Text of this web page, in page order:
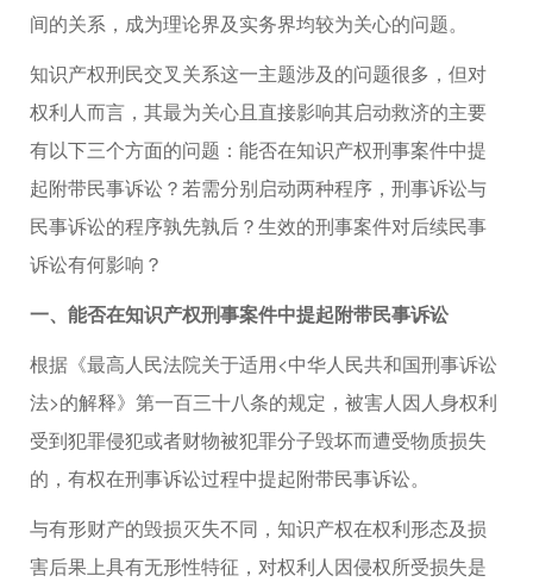
间的关系，成为理论界及实务界均较为关心的问题。
知识产权刑民交叉关系这一主题涉及的问题很多，但对
权利人而言，其最为关心且直接影响其启动救济的主要
有以下三个方面的问题：能否在知识产权刑事案件中提
起附带民事诉讼？若需分别启动两种程序，刑事诉讼与
民事诉讼的程序孰先孰后？生效的刑事案件对后续民事
诉讼有何影响？
一、能否在知识产权刑事案件中提起附带民事诉讼
根据《最高人民法院关于适用<中华人民共和国刑事诉讼
法>的解释》第一百三十八条的规定，被害人因人身权利
受到犯罪侵犯或者财物被犯罪分子毁坏而遭受物质损失
的，有权在刑事诉讼过程中提起附带民事诉讼。
与有形财产的毁损灭失不同，知识产权在权利形态及损
害后果上具有无形性特征，对权利人因侵权所受损失是